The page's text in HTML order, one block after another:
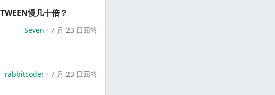
慢几十倍？
Seven 7 月 23 日回答
rabbitcoder 7 月 23 日回答